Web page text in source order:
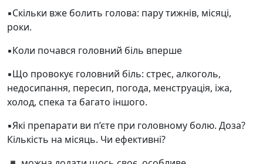
▪️Скільки вже болить голова: пару тижнів, місяці,
роки.
▪️Коли почався головний біль вперше
▪️Що провокує головний біль: стрес, алкоголь,
недосипання, пересип, погода, менструація, іжа,
холод, спека та багато іншого.
▪️Які препарати ви п’єте при головному болю. Доза?
Кількість на місяць. Чи ефективні?